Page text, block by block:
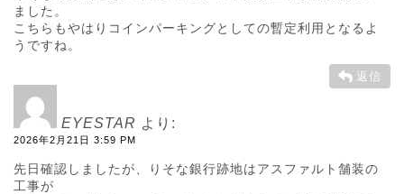
ました。
こちらもやはりコインパーキングとしての暫定利用となるよ
うですね。
返信
EYESTAR より:
2026年2月21日 3:59 PM
先日確認しましたが、りそな銀行跡地はアスファルト舗装の
工事が